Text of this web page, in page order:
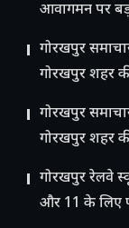
आवागमन पर
गोरखपुर
गोरखपुर शहर
गोरखपुर
गोरखपुर शहर
गोरखपुर रेलवे
और 11 के लिए